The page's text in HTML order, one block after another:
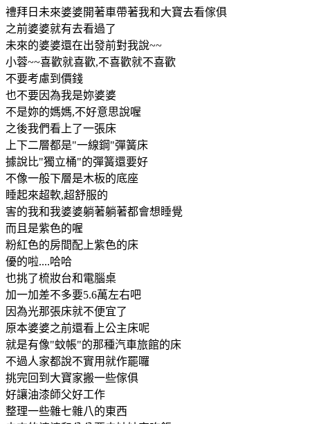
禮拜日未來婆婆開著車帶著我和大寶去看傢俱
之前婆婆就有去看過了
未來的婆婆還在出發前對我說~~
小蓉~~喜歡就喜歡,不喜歡就不喜歡
不要考慮到價錢
也不要因為我是妳婆婆
不是妳的媽媽,不好意思說喔
之後我們看上了一張床
上下二層都是"一線鋼"彈簧床
據說比"獨立桶"的彈簧還要好
不像一般下層是木板的底座
睡起來超軟,超舒服的
害的我和我婆婆躺著躺著都會想睡覺
而且是紫色的喔
粉紅色的房間配上紫色的床
優的啦....哈哈
也挑了梳妝台和電腦桌
加一加差不多要5.6萬左右吧
因為光那張床就不便宜了
原本婆婆之前還看上公主床呢
就是有像"蚊帳"的那種汽車旅館的床
不過人家都說不實用就作罷囉
挑完回到大寶家搬一些傢俱
好讓油漆師父好工作
整理一些雜七雜八的東西